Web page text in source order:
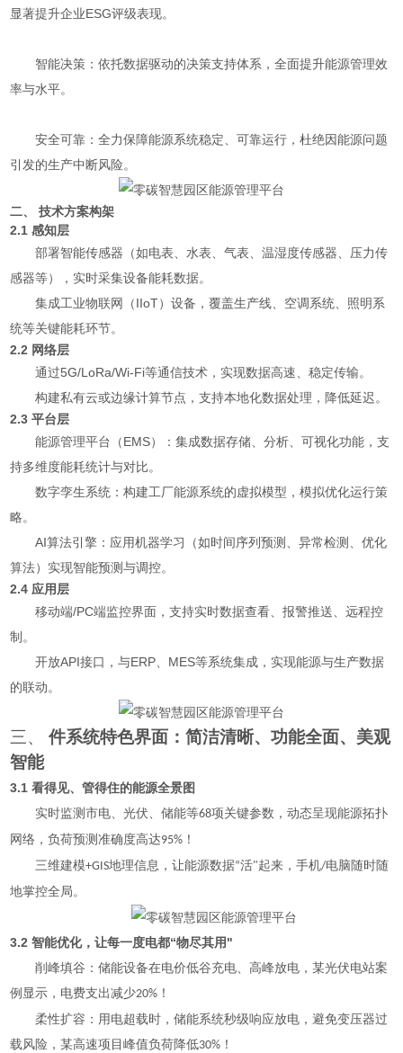
显著提升企业ESG评级表现。
智能决策：依托数据驱动的决策支持体系，全面提升能源管理效
率与水平。
安全可靠：全力保障能源系统稳定、可靠运行，杜绝因能源问题
引发的生产中断风险。
二、 技术方案构架
2.1 感知层
部署智能传感器（如电表、水表、气表、温湿度传感器、压力传
感器等），实时采集设备能耗数据。
集成工业物联网（IIoT）设备，覆盖生产线、空调系统、照明系
统等关键能耗环节。
2.2 网络层
通过5G/LoRa/Wi-Fi等通信技术，实现数据高速、稳定传输。
构建私有云或边缘计算节点，支持本地化数据处理，降低延迟。
2.3 平台层
能源管理平台（EMS）：集成数据存储、分析、可视化功能，支
持多维度能耗统计与对比。
数字孪生系统：构建工厂能源系统的虚拟模型，模拟优化运行策
略。
AI算法引擎：应用机器学习（如时间序列预测、异常检测、优化
算法）实现智能预测与调控。
2.4 应用层
移动端/PC端监控界面，支持实时数据查看、报警推送、远程控
制。
开放API接口，与ERP、MES等系统集成，实现能源与生产数据
的联动。
三、件系统特色界面：简洁清晰、功能全面、美观
智能
3.1看得见、管得住的能源全景图
实时监测市电、光伏、储能等68项关键参数，动态呈现能源拓扑
网络，负荷预测准确度高达95% ！
三维建模+GIS地理信息，让能源数据“活"起来，手机/电脑随时随
地掌控全局。
3.2智能优化，让每一度电都“物尽其用 "
削峰填谷：储能设备在电价低谷充电、高峰放电，某光伏电站案
例显示，电费支出减少20% ！
柔性扩容：用电超载时，储能系统秒级响应放电，避免变压器过
载风险，某高速项目峰值负荷降低30% ！